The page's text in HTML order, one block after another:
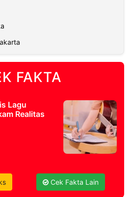
FAKTA
Lagu
Realitas
Cek Fakta Lain